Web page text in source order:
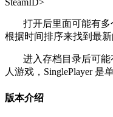
SteamID>
打开后里面可能有
根据时间排序来找到最新
进入存档目录后可能
人游戏，SinglePlayer 是
版本介绍